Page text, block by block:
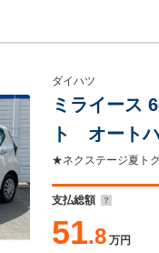
ダイハツ
ミライース
ト オート
支払総額
51.8 万円